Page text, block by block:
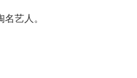
名艺人。